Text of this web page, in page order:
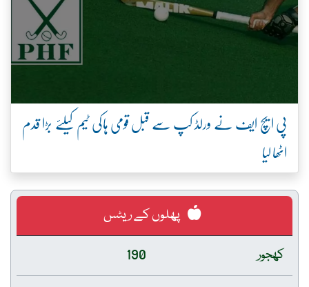
پی ایچ ایف نے ورلڈ کپ سے قبل قومی ہاکی ٹیم کیلئے بڑا قدم
اٹھا لیا
پھلوں کے ریٹس
کھجور
190